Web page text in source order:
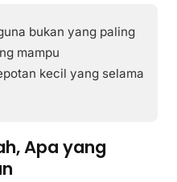
bukan yang paling
mampu
kecil yang selama
Apa yang